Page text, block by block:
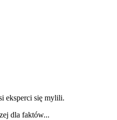
eksperci się mylili.
dla faktów...